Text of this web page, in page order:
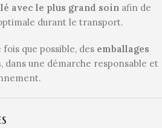
avec le plus grand soin afin de
durant le transport.
que possible, des emballages
, dans une démarche responsable et